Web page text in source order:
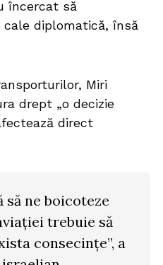
încercat să
diplomatică, însă
Miri
drept „o decizie
direct
să ne boicoteze
trebuie să
consecințe”, a